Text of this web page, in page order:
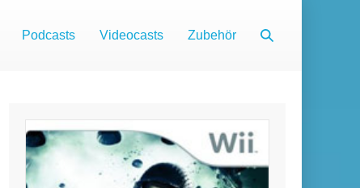
Podcasts Videocasts Zubehör
Suche-